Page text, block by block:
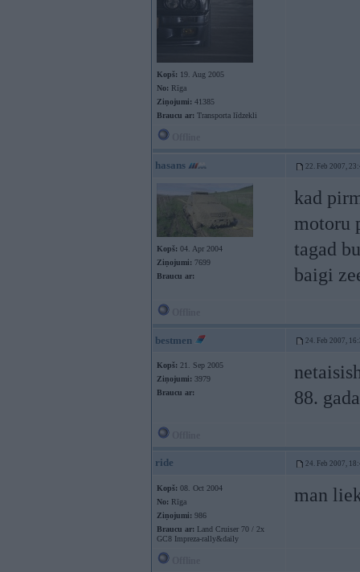
Kopš: 19. Aug 2005
No: Rīga
Ziņojumi: 41385
Braucu ar: Transporta līdzekli
hasans 22. Feb 2007,
Kopš: 04. Apr 2004
Ziņojumi: 7699
Braucu ar:
kad
motoru
tagad
baigi
bestmen 24. Feb 2007,
Kopš: 21. Sep 2005
Ziņojumi: 3979
Braucu ar:
88.
ride 24. Feb 2007,
Kopš: 08. Oct 2004
No: Rīga
Ziņojumi: 986
Braucu ar: Land Cruiser 70 / 2x
GC8 Impreza-rally&daily
man